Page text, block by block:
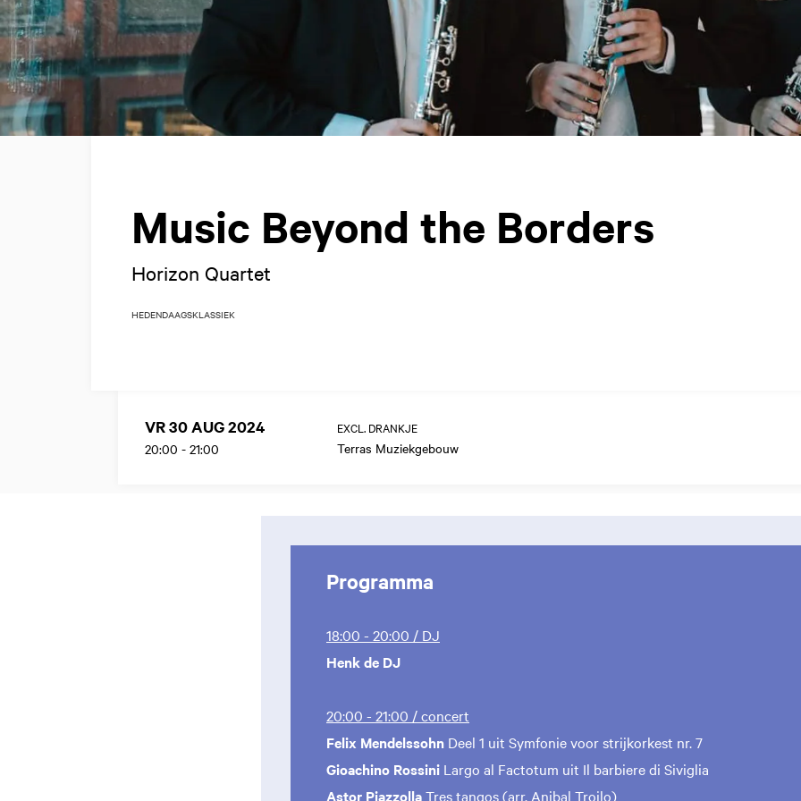
Music Beyond the Borders
Horizon Quartet
HEDENDAAGSKLASSIEK
VR 30 AUG 2024
20:00 - 21:00
EXCL. DRANKJE
Terras Muziekgebouw
Programma
18:00 - 20:00 / DJ
Henk de DJ
20:00 - 21:00 / concert
Felix Mendelssohn Deel 1 uit Symfonie voor strijkorkest nr. 7
Gioachino Rossini Largo al Factotum uit Il barbiere di Siviglia
Astor PiazzollaTres tangos (arr. Anibal Troilo)